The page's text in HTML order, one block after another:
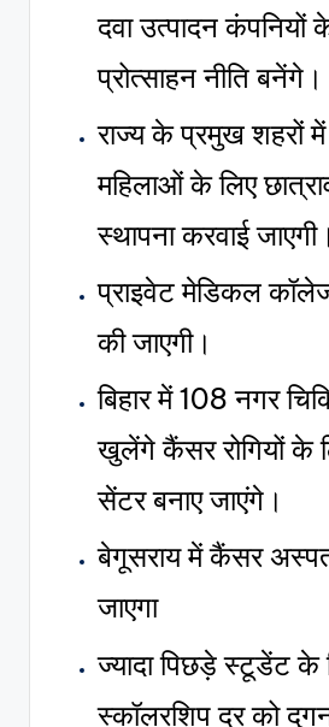
दवा उत्पादन कंपनियों
प्रोत्साहन नीति बनेंगे।
राज्य के प्रमुख शहरों
महिलाओं के लिए
स्थापना करवाई जाएगी।
प्राइवेट मेडिकल
की जाएगी।
बिहार में 108 नगर
खुलेंगे कैंसर रोगियों के
सेंटर बनाए जाएंगे।
बेगूसराय में कैंसर
जाएगा
ज्यादा पिछड़े स्टूडेंट के
स्कॉलरशिप दर को